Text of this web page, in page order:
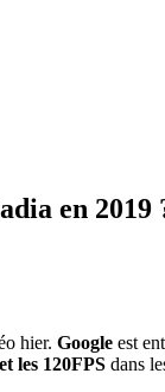
en 2019
hier. Google est
les 120FPS dans